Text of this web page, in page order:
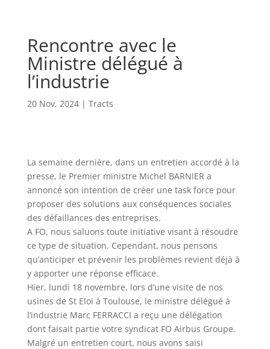
Rencontre avec le
Ministre délégué à
l’industrie
20 Nov, 2024| Tracts
La semaine dernière, dans un entretien accordé à la
presse, le Premier ministre Michel BARNIER a
annoncé son intention de créer une task force pour
proposer des solutions aux conséquences sociales
des défaillances des entreprises.
A FO, nous saluons toute initiative visant à résoudre
ce type de situation. Cependant, nous pensons
qu’anticiper et prévenir les problèmes revient déjà à
y apporter une réponse efficace.
Hier, lundi 18 novembre, lors d’une visite de nos
usines de St Eloi à Toulouse, le ministre délégué à
l’industrie Marc FERRACCI a reçu une délégation
dont faisait partie votre syndicat FO Airbus Groupe.
Malgré un entretien court, nous avons saisi